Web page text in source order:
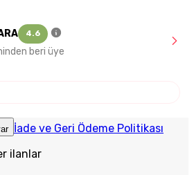
4.6
beri üye
İade ve Geri Ödeme Politikası
ilanlar